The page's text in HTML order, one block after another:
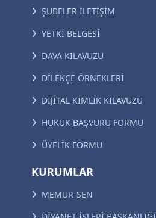
ŞUBELER İLETİŞİM
YETKİ BELGESİ
DAVA KILAVUZU
DİLEKÇE ÖRNEKLERİ
DİJİTAL KİMLİK KILAVUZU
HUKUK BAŞVURU FORMU
ÜYELİK FORMU
KURUMLAR
MEMUR-SEN